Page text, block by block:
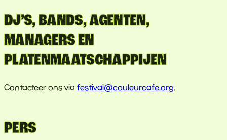
DJ’S, BANDS, AGENTEN,
MANAGERS EN
PLATENMAATSCHAPPIJEN
Contacteer ons via festival@couleurcafe.org.
PERS